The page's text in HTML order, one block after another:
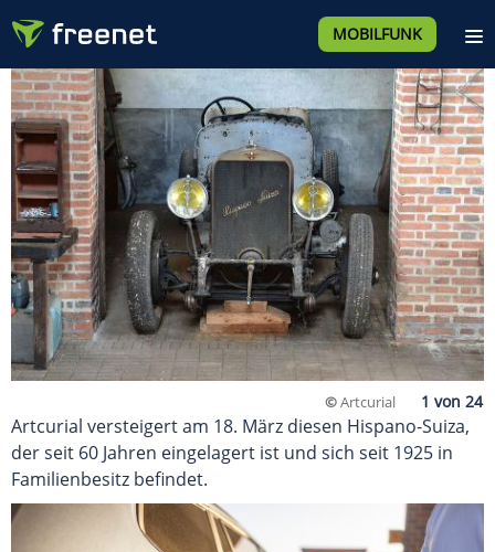
MOBILFUNK
©Artcurial
Artcurial versteigert am 18. März diesen Hispano-Suiza,
der seit 60 Jahren eingelagert ist und sich seit 1925 in
Familienbesitz befindet.